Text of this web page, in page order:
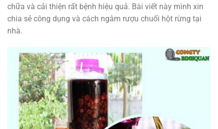
chữa và cải thiện rất bệnh hiệu quả. Bài viết này mình xin
chia sẻ công dụng và cách ngâm rượu chuối hột rừng tại
nhà.